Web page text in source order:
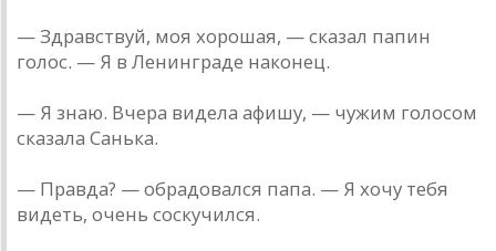
— Здравствуй, моя хорошая, — сказал папин
голос. — Я в Ленинграде наконец.
— Я знаю. Вчера видела афишу, — чужим голосом
сказала Санька.
— Правда? — обрадовался папа. — Я хочу тебя
видеть, очень соскучился.